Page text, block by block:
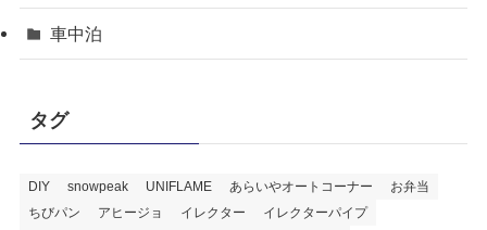
車中泊
タグ
DIY snowpeak UNIFLAME あらいやオートコーナー
お弁当
ちびパン
アヒージョ イレクター
イレクターパイプ